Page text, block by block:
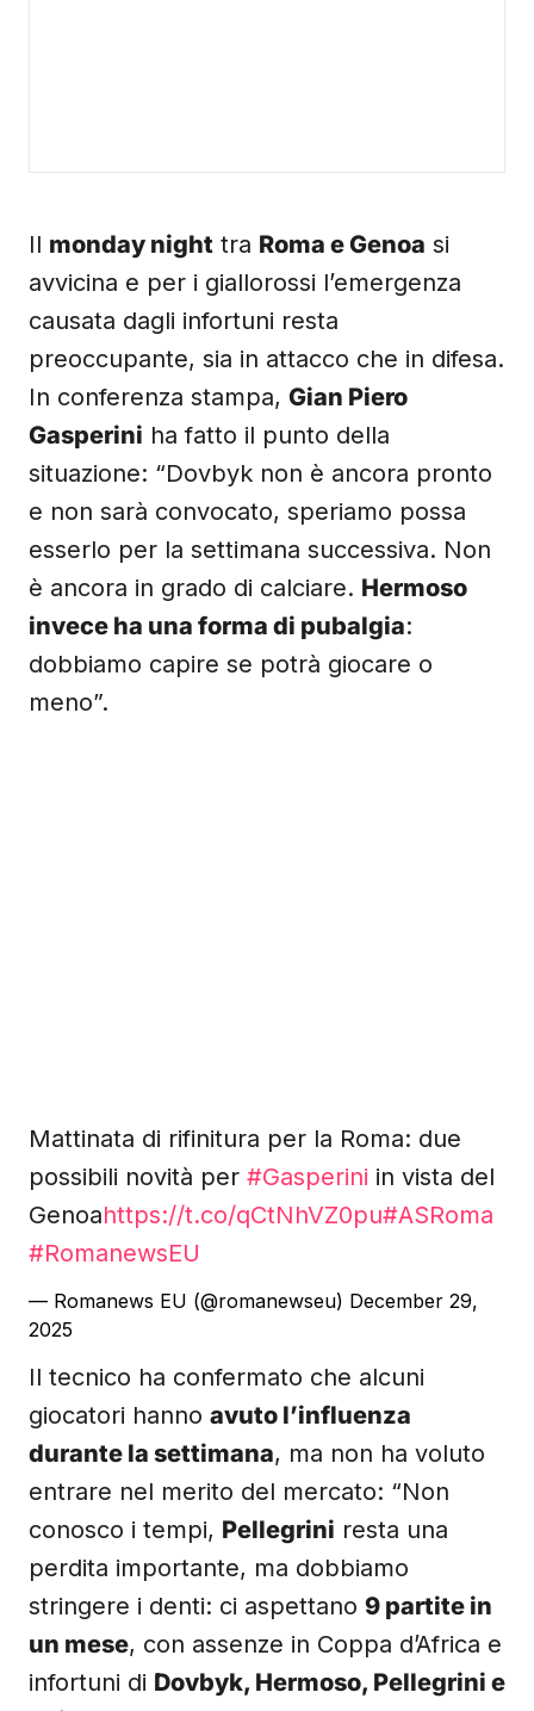
Il monday night tra Roma e Genoa si
avvicina e per i giallorossi l’emergenza
causata dagli infortuni resta
preoccupante, sia in attacco che in difesa.
In conferenza stampa, Gian Piero
Gasperini ha fatto il punto della
situazione: “Dovbyk non è ancora pronto
e non sarà convocato, speriamo possa
esserlo per la settimana successiva. Non
è ancora in grado di calciare. Hermoso
invece ha una forma di pubalgia:
dobbiamo capire se potrà giocare o
meno”.
Mattinata di rifinitura per la Roma: due
possibili novità per #Gasperini in vista del
Genoahttps://t.co/qCtNhVZ0pu#ASRoma
#RomanewsEU
— Romanews EU (@romanewseu) December 29,
2025
Il tecnico ha confermato che alcuni
giocatori hanno avuto l’influenza
durante la settimana, ma non ha voluto
entrare nel merito del mercato: “Non
conosco i tempi, Pellegrini resta una
perdita importante, ma dobbiamo
stringere i denti: ci aspettano 9 partite in
un mese, con assenze in Coppa d’Africa e
infortuni di Dovbyk, Hermoso, Pellegrini e